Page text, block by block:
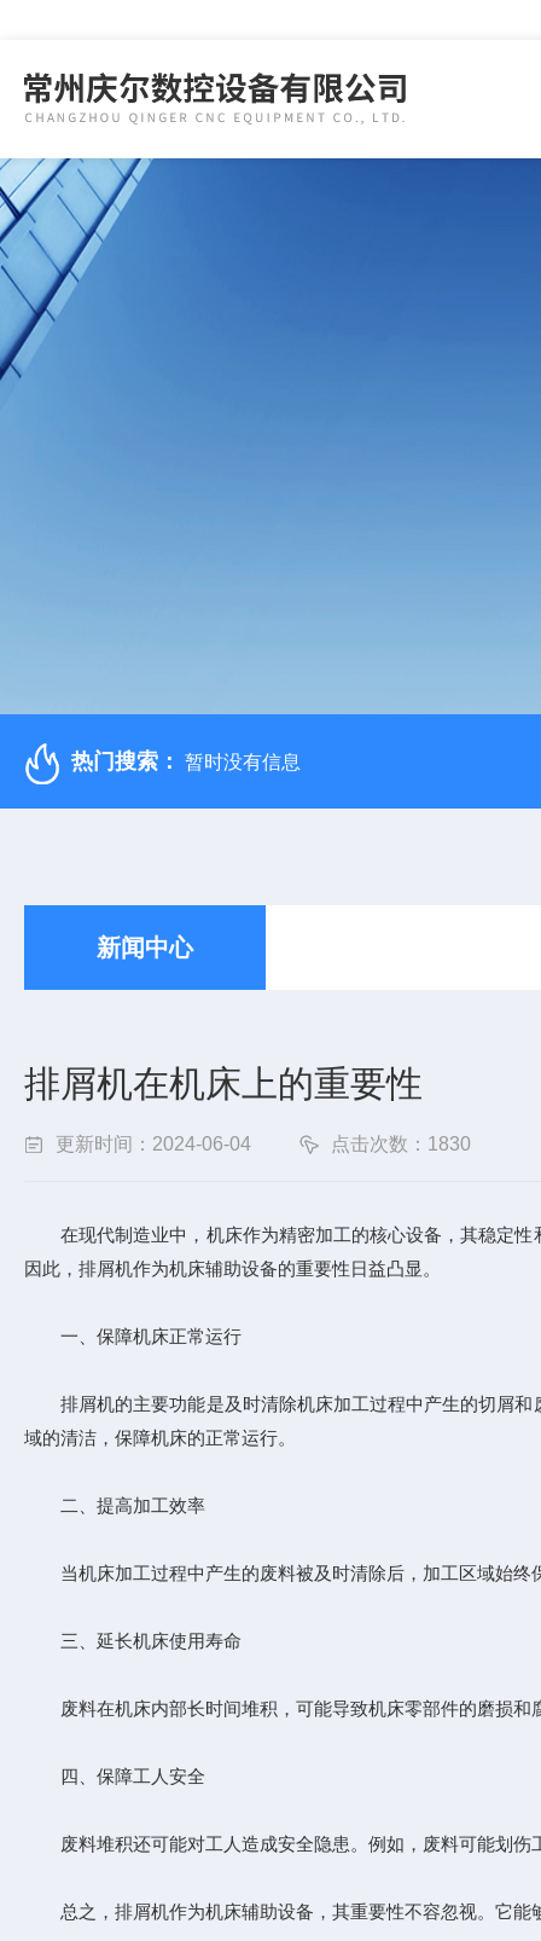
热门搜索： 暂时没有信息
新闻中心
排屑机在机床上的重要性
更新时间：2024-06-04 点击次数：1830
在现代制造业中，机床作为精密加工的核心设备，其稳定性
因此，排屑机作为机床辅助设备的重要性日益凸显。
一、保障机床正常运行
排屑机的主要功能是及时清除机床加工过程中产生的切屑和
域的清洁，保障机床的正常运行。
二、提高加工效率
当机床加工过程中产生的废料被及时清除后，加工区域始终
三、延长机床使用寿命
废料在机床内部长时间堆积，可能导致机床零部件的磨损和
四、保障工人安全
废料堆积还可能对工人造成安全隐患。例如，废料可能划伤
总之，排屑机作为机床辅助设备，其重要性不容忽视。它能